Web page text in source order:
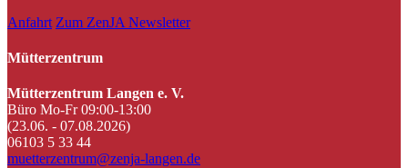
Anfahrt Zum ZenJA Newsletter
Mütterzentrum
Mütterzentrum Langen e. V.
Büro Mo-Fr 09:00-13:00
(23.06. - 07.08.2026)
06103 5 33 44
muetterzentrum@zenja-langen.de